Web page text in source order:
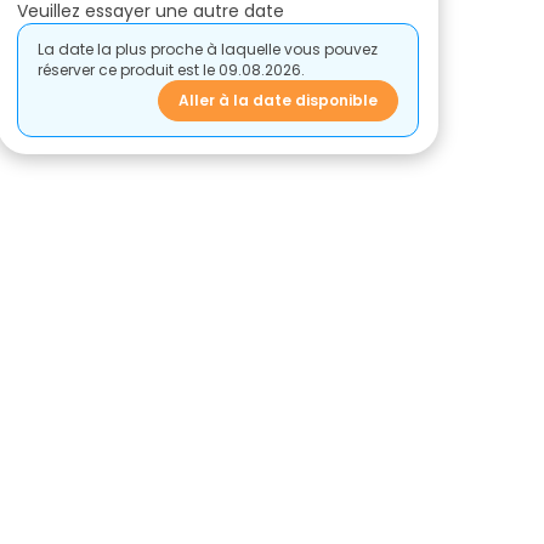
Veuillez essayer une autre date
La date la plus proche à laquelle vous pouvez
réserver ce produit est le 09.08.2026.
Aller à la date disponible